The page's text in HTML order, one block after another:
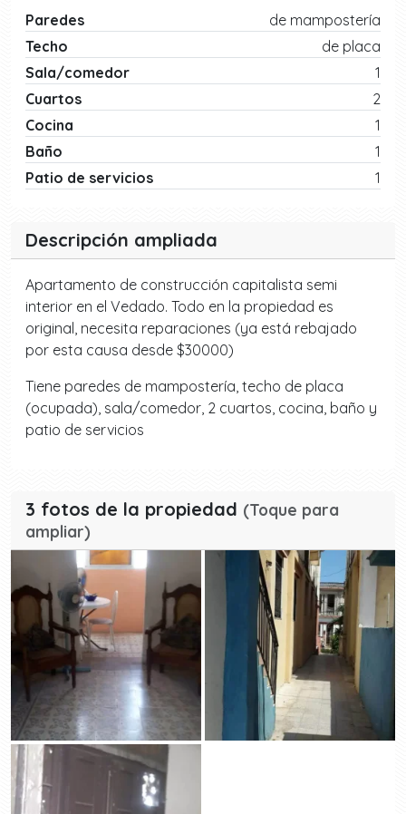
Paredes
de mampostería
Techo
de placa
Sala/comedor
1
Cuartos
2
Cocina
1
Baño
1
Patio de servicios
1
Descripción ampliada
Apartamento de construcción capitalista semi
interior en el Vedado. Todo en la propiedad es
original, necesita reparaciones (ya está rebajado
por esta causa desde $30000)
Tiene paredes de mampostería, techo de placa
(ocupada), sala/comedor, 2 cuartos, cocina, baño y
patio de servicios
3 fotos de la propiedad (Toque para
ampliar)